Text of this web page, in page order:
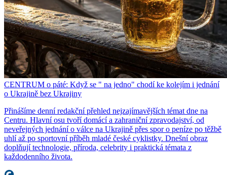
CENTRUM o páté: Když se " na jedno" chodí ke kolejím i jednání
o Ukrajině bez Ukrajiny
Přinášíme denní redakční přehled nejzajímavějších témat dne na
Centru. Hlavní osu tvoří domácí a zahraniční zpravodajství, od
neveřejných jednání o válce na Ukrajině přes spor o peníze po těžbě
uhlí až po sportovní příběh mladé české cyklistky. Dnešní obraz
doplňují technologie, příroda, celebrity i praktická témata z
každodenního života.